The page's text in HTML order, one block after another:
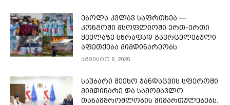
ებოლა კვლავ საფრთხეა —
კონგოში მსოფლიოში ერთ-ერთი
ყველაზე სწრაფად გავრცელებული
აფეთქება მიმდინარეობს
აგვისტო 6, 2026
საუბარი შეეხო ჯანდაცვის სფეროში
მიმდინარე და სამომავლო
თანამშრომლობის მიმართულებებს.